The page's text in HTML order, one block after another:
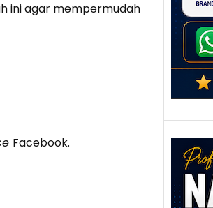
ini agar mempermudah
Facebook.